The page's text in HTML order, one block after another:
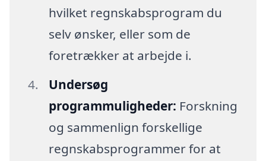
hvilket regnskabsprogram du
selv ønsker, eller som de
foretrækker at arbejde i.
Undersøg
programmuligheder: Forskning
og sammenlign forskellige
regnskabsprogrammer for at